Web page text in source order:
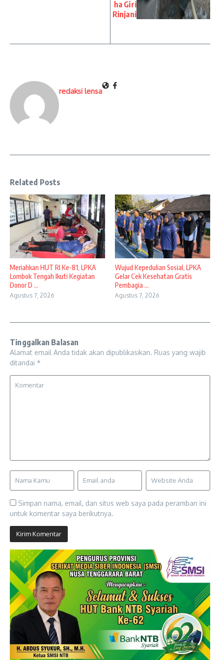
ha Giri
Rinjani
redaksi lensa
Related Posts
Meriahkan HUT RI Ke-81, LPKA
Lombok Tengah Ikuti Kegiatan
Donor D ...
Agustus 7, 2026
Wujud Kepedulian Sosial, LPKA
Gelar Cek Kesehatan Gratis
Pembagia ...
Agustus 7, 2026
Tinggalkan Balasan
Alamat email Anda tidak akan dipublikasikan. Ruas yang wajib
ditandai *
Simpan nama, email, dan situs web saya pada peramban ini
untuk komentar saya berikutnya.